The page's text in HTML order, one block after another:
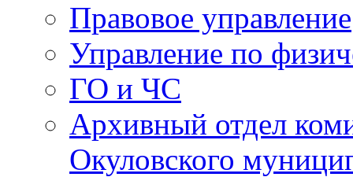
Правовое управление
Управление по
ГО и ЧС
Архивный отдел
Окуловского